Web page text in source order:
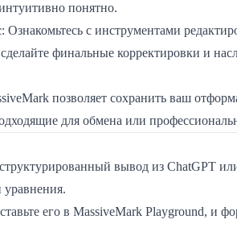
понятно.
: Ознакомьтесь с инструментами
финальные корректировки и
позволяет сохранить ваш
для обмена или
вывод из ChatGPT
его в MassiveMark Playground, и